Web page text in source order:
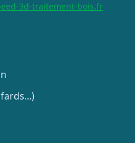
3d-traitement-bois.fr